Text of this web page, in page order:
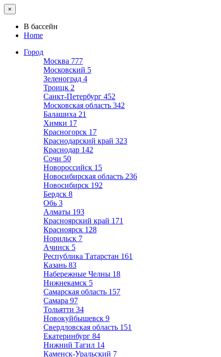
×
В бассейн
Home
Город
Москва 777
Московский 5
Зеленоград 4
Троицк 2
Санкт-Петербург 452
Московская область 342
Балашиха 21
Химки 17
Красногорск 17
Краснодарский край 323
Краснодар 142
Сочи 50
Новороссийск 15
Новосибирская область 236
Новосибирск 192
Бердск 8
Обь 3
Алматы 193
Красноярский край 171
Красноярск 128
Норильск 7
Ачинск 5
Республика Татарстан 161
Казань 83
Набережные Челны 18
Нижнекамск 5
Самарская область 157
Самара 97
Тольятти 34
Новокуйбышевск 9
Свердловская область 151
Екатеринбург 84
Нижний Тагил 14
Каменск-Уральский 7